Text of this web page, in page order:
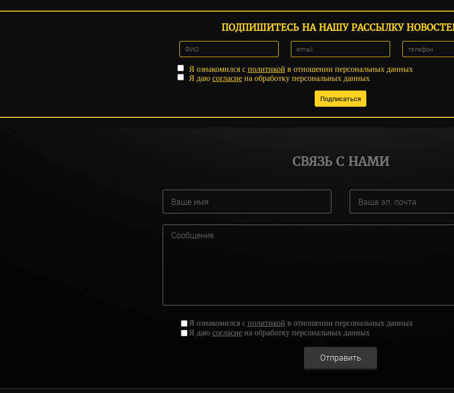
ПОДПИШИТЕСЬ НА НАШУ РАССЫЛКУ
Я ознакомился с политикой в отношении персональных данных
Я даю согласиена обработку персональных данных
СВЯЗЬ С НАМИ
Я ознакомился с политикой в отношении персональных данных
Я даю согласиена обработку персональных данных
Отправить